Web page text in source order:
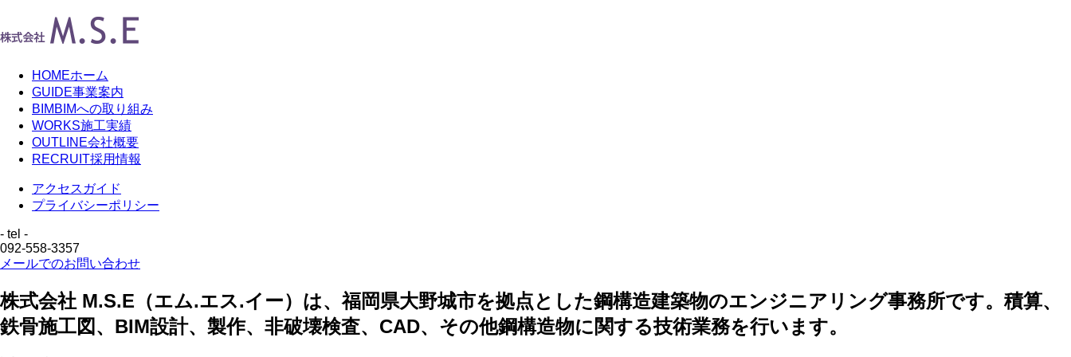
HOMEホーム
GUIDE事業案内
BIM BIMへの取り組み
WORKS施工実績
OUTLINE会社概要
RECRUIT採用情報
アクセスガイド
プライバシーポリシー
- tel -
092-558-3357
メールでのお問い合わせ
株式会社 M.S.E（エム.エス.イー）は、福岡県大野城市を拠点とした鋼構造建築物のエンジニアリング事務所です。積算、
鉄骨施工図、BIM設計、製作、非破壊検査、CAD、その他鋼構造物に関する技術業務を行います。